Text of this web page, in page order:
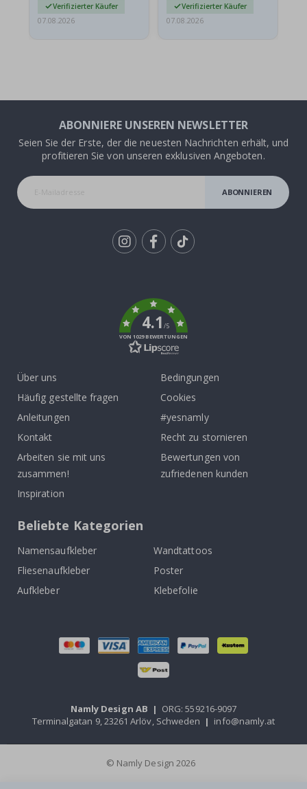
Verifizierter Käufer
07.08.2026
Verifizierter Käufer
07.08.2026
ABONNIERE UNSEREN NEWSLETTER
Seien Sie der Erste, der die neuesten Nachrichten erhält, und
profitieren Sie von unseren exklusiven Angeboten.
ABONNIEREN
4.1/5
VON 1029 BEWERTUNGEN
Über uns
Häufig gestellte fragen
Anleitungen
Kontakt
Arbeiten sie mit uns
zusammen!
Inspiration
Bedingungen
Cookies
#yesnamly
Recht zu stornieren
Bewertungen von
zufriedenen kunden
Beliebte Kategorien
Namensaufkleber
Wandtattoos
Fliesenaufkleber
Poster
Aufkleber
Klebefolie
Namly Design AB | ORG: 559216-9097
Terminalgatan 9, 23261 Arlöv, Schweden | info@namly.at
© Namly Design 2026